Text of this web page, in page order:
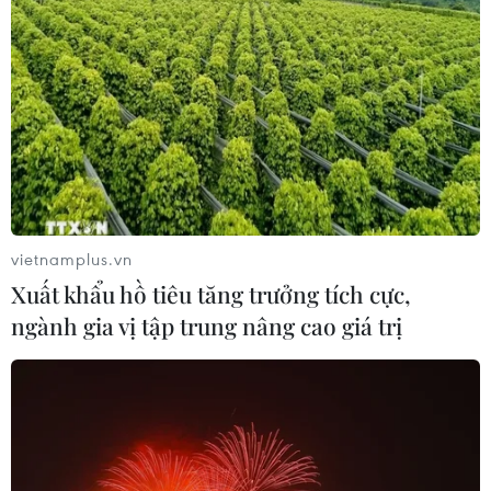
Nghệ nhân Đặng Văn Hậu
thổi sức sống mới cho nghệ thuật tò
he truyền thống
07/08/2026 03:19
Xem thêm
CƠ QUAN CHỦ QUẢN: THÔNG TẤN XÃ VIỆT NAM
Phó Tổng Biên tập: NGUYỄN THỊ TÁM, KHÚC THANH
vietnamplus.vn
Xuất khẩu hồ tiêu tăng trưởng tích cực,
ngành gia vị tập trung nâng cao giá trị